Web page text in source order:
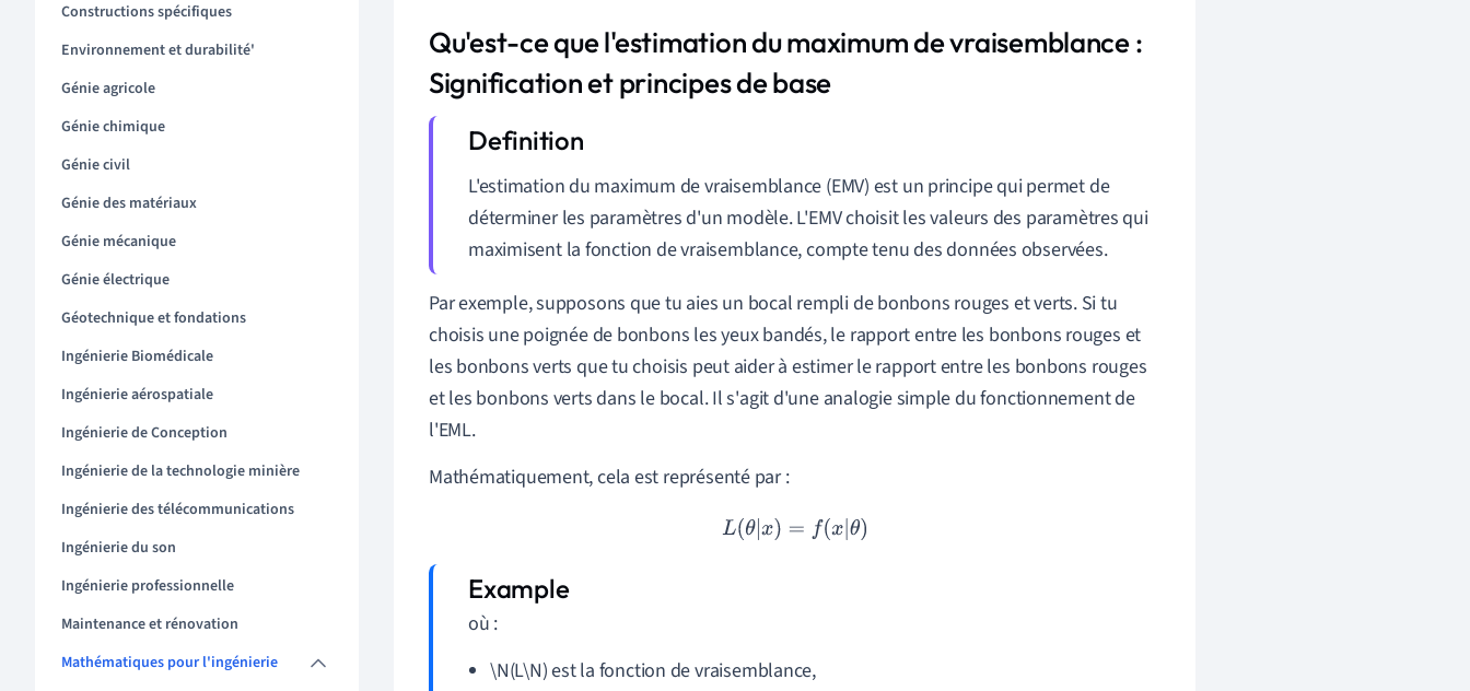
Constructions spécifiques
Environnement et durabilité'
Génie agricole
Génie chimique
Génie civil
Génie des matériaux
Génie mécanique
Génie électrique
Géotechnique et fondations
Ingénierie Biomédicale
Ingénierie aérospatiale
Ingénierie de Conception
Ingénierie de la technologie minière
Ingénierie des télécommunications
Ingénierie du son
Ingénierie professionnelle
Maintenance et rénovation
Mathématiques pour l'ingénierie
Qu'est-ce que l'estimation du maximum de vraisemblance :
Signification et principes de base
L'estimation du maximum de vraisemblance (EMV) est un principe qui permet de
déterminer les paramètres d'un modèle. L'EMV choisit les valeurs des paramètres qui
maximisent la fonction de vraisemblance, compte tenu des données observées.
Par exemple, supposons que tu aies un bocal rempli de bonbons rouges et verts. Si tu
choisis une poignée de bonbons les yeux bandés, le rapport entre les bonbons rouges et
les bonbons verts que tu choisis peut aider à estimer le rapport entre les bonbons rouges
et les bonbons verts dans le bocal. Il s'agit d'une analogie simple du fonctionnement de
l'EML.
Mathématiquement, cela est représenté par :
L (θ|x )=f (x|θ)
où :
\N(L\N) est la fonction de vraisemblance,